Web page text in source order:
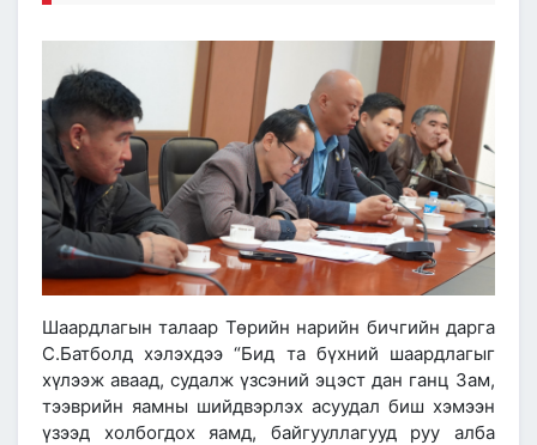
Шаардлагын талаар Төрийн нарийн бичгийн дарга
С.Батболд хэлэхдээ “Бид та бүхний шаардлагыг
хүлээж аваад, судалж үзсэний эцэст дан ганц Зам,
тээврийн яамны шийдвэрлэх асуудал биш хэмээн
үзээд холбогдох яамд, байгууллагууд руу алба